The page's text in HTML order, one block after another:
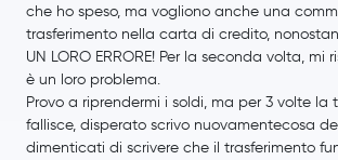
Curve DAO Token CRV
Monad MON
Tezos XTZ
che ho speso, ma vogliono anche una
trasferimento nella carta di credito,
UN LORO ERRORE! Per la seconda volta, mi
è un loro problema.
Provo a riprendermi i soldi, ma per 3 volte la
fallisce, disperato scrivo nuovamentecosa
dimenticati di scrivere che il trasferimento